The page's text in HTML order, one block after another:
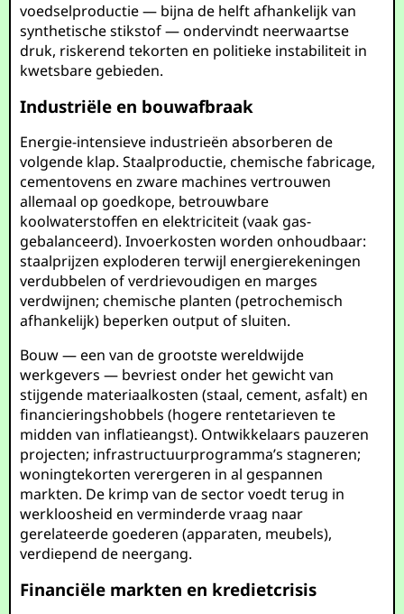
voedselproductie — bijna de helft afhankelijk van
synthetische stikstof — ondervindt neerwaartse
druk, riskerend tekorten en politieke instabiliteit in
kwetsbare gebieden.
Industriële en bouwafbraak
Energie-intensieve industrieën absorberen de
volgende klap. Staalproductie, chemische fabricage,
cementovens en zware machines vertrouwen
allemaal op goedkope, betrouwbare
koolwaterstoffen en elektriciteit (vaak gas-
gebalanceerd). Invoerkosten worden onhoudbaar:
staalprijzen exploderen terwijl energierekeningen
verdubbelen of verdrievoudigen en marges
verdwijnen; chemische planten (petrochemisch
afhankelijk) beperken output of sluiten.
Bouw — een van de grootste wereldwijde
werkgevers — bevriest onder het gewicht van
stijgende materiaalkosten (staal, cement, asfalt) en
financieringshobbels (hogere rentetarieven te
midden van inflatieangst). Ontwikkelaars pauzeren
projecten; infrastructuurprogramma’s stagneren;
woningtekorten verergeren in al gespannen
markten. De krimp van de sector voedt terug in
werkloosheid en verminderde vraag naar
gerelateerde goederen (apparaten, meubels),
verdiepend de neergang.
Financiële markten en kredietcrisis